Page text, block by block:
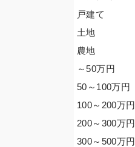
戸建て
土地
農地
～50万円
50～100万円
100～200万円
200～300万円
300～500万円